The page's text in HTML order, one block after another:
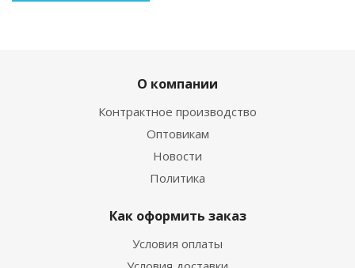
О компании
Контрактное производство
Оптовикам
Новости
Политика
Как оформить заказ
Условия оплаты